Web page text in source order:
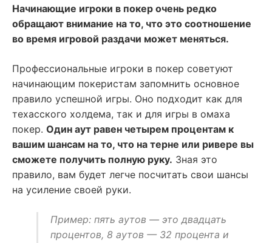
Начинающие игроки в покер очень редко
обращают внимание на то, что это соотношение
во время игровой раздачи может меняться.
Профессиональные игроки в покер советуют
начинающим покеристам запомнить основное
правило успешной игры. Оно подходит как для
техасского холдема, так и для игры в омаха
покер. Один аут равен четырем процентам к
вашим шансам на то, что на терне или ривере вы
сможете получить полную руку. Зная это
правило, вам будет легче посчитать свои шансы
на усиление своей руки.
Пример: пять аутов — это двадцать
процентов, 8 аутов — 32 процента и